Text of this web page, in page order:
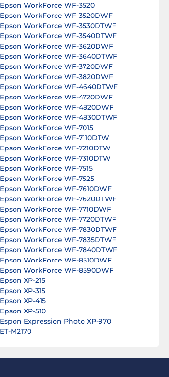
Epson WorkForce WF-3520
Epson WorkForce WF-3520DWF
Epson WorkForce WF-3530DTWF
Epson WorkForce WF-3540DTWF
Epson WorkForce WF-3620DWF
Epson WorkForce WF-3640DTWF
Epson WorkForce WF-3720DWF
Epson WorkForce WF-3820DWF
Epson WorkForce WF-4640DTWF
Epson WorkForce WF-4720DWF
Epson WorkForce WF-4820DWF
Epson WorkForce WF-4830DTWF
Epson WorkForce WF-7015
Epson WorkForce WF-7110DTW
Epson WorkForce WF-7210DTW
Epson WorkForce WF-7310DTW
Epson WorkForce WF-7515
Epson WorkForce WF-7525
Epson WorkForce WF-7610DWF
Epson WorkForce WF-7620DTWF
Epson WorkForce WF-7710DWF
Epson WorkForce WF-7720DTWF
Epson WorkForce WF-7830DTWF
Epson WorkForce WF-7835DTWF
Epson WorkForce WF-7840DTWF
Epson WorkForce WF-8510DWF
Epson WorkForce WF-8590DWF
Epson XP-215
Epson XP-315
Epson XP-415
Epson XP-510
Espon Expression Photo XP-970
ET-M2170